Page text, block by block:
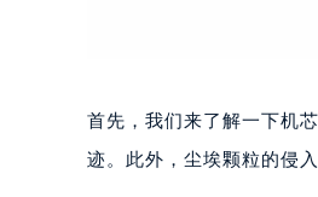
首先，我们来了解一下机
迹。此外，尘埃颗粒的侵